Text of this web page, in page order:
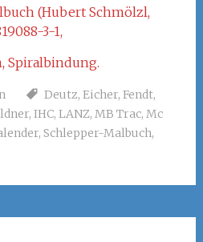
(Hubert Schmölzl,
3-1,
Spiralbindung.
Deutz, Eicher, Fendt,
, IHC, LANZ, MB Trac, Mc
, Schlepper-Malbuch,